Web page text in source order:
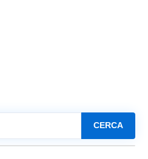
CERCA